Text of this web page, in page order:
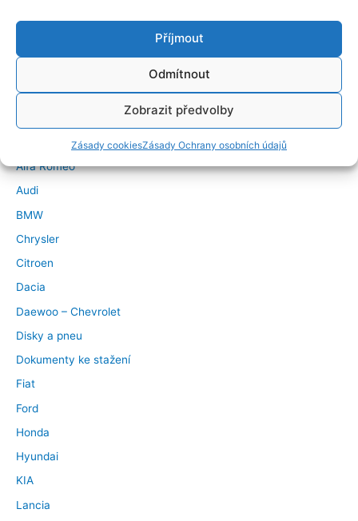
Příjmout
Odmítnout
Zobrazit předvolby
Zásady cookiesZásady Ochrany osobních údajů
← →
Značky vozidel
Alfa Romeo
Audi
BMW
Chrysler
Citroen
Dacia
Daewoo – Chevrolet
Disky a pneu
Dokumenty ke stažení
Fiat
Ford
Honda
Hyundai
KIA
Lancia